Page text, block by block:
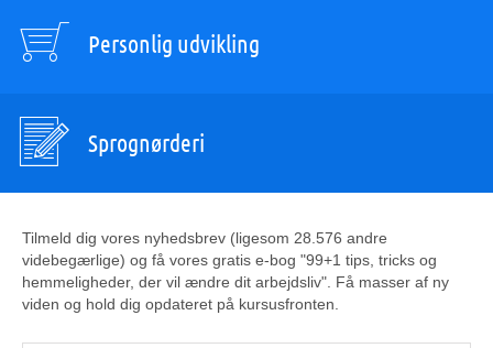
Personlig udvikling
Sprognørderi
Tilmeld dig vores nyhedsbrev (ligesom 28.576 andre
videbegærlige) og få vores gratis e-bog "99+1 tips, tricks og
hemmeligheder, der vil ændre dit arbejdsliv". Få masser af ny
viden og hold dig opdateret på kursusfronten.